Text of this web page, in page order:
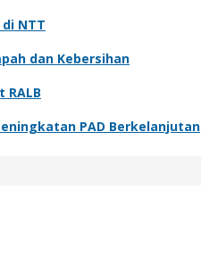
NTT
dan Kebersihan
PAD Berkelanjutan